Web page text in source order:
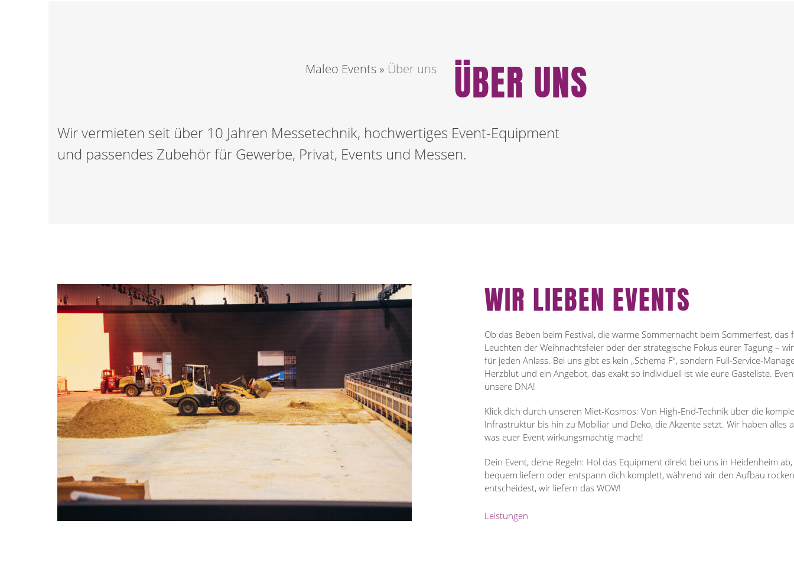
Maleo Events » Über uns ÜBER UNS
Wir vermieten seit über 10 Jahren Messetechnik, hochwertiges Event-Equipment
und passendes Zubehör für Gewerbe, Privat, Events und Messen.
WIR LIEBEN EVENTS
Ob das Beben beim Festival, die warme Sommernacht beim Sommerfest, das
Leuchten der Weihnachtsfeier oder der strategische Fokus eurer Tagung –
für jeden Anlass. Bei uns gibt es kein „Schema F“, sondern Full-Service-
Herzblut und ein Angebot, das exakt so individuell ist wie eure Gästeliste.
unsere DNA!
Klick dich durch unseren Miet-Kosmos: Von High-End-Technik über die
Infrastruktur bis hin zu Mobiliar und Deko, die Akzente setzt. Wir haben alles
was euer Event wirkungsmächtig macht!
Dein Event, deine Regeln: Hol das Equipment direkt bei uns in Heidenheim
bequem liefern oder entspann dich komplett, während wir den Aufbau
entscheidest, wir liefern das WOW!
Leistungen